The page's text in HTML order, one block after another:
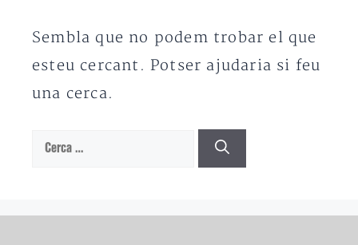
Sembla que no podem trobar el que
esteu cercant. Potser ajudaria si feu
una cerca.
Cerca: